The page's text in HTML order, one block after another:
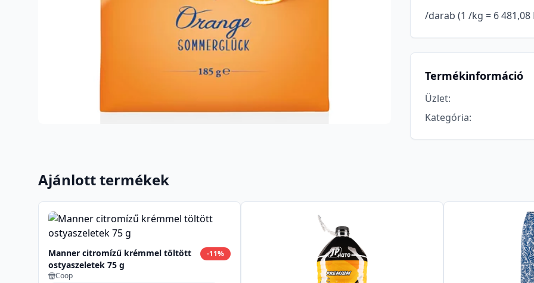
/darab (1 /kg = 6 481,08
Termékinformáció
Üzlet:
Kategória:
Ajánlott termékek
Manner citromízű krémmel töltött
ostyaszeletek 75 g
-11%
Coop